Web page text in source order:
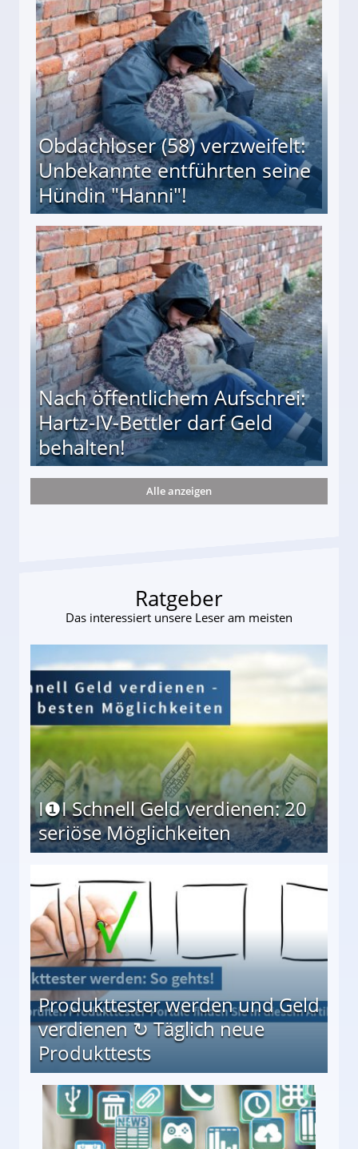
Obdachloser (58) verzweifelt:
Unbekannte entführten seine
Hündin "Hanni"!
entführten seine Hündin "Hanni"!
Nach öffentlichem Aufschrei:
Hartz-IV-Bettler darf Geld
behalten!
darf Geld behalten!
Alle anzeigen
Ratgeber
Das interessiert unsere Leser am meisten
I❶I Schnell Geld verdienen: 20
seriöse Möglichkeiten
Produkttester werden und Geld
verdienen ↻ Täglich neue
Produkttests
↻ Täglich neue Produkttests